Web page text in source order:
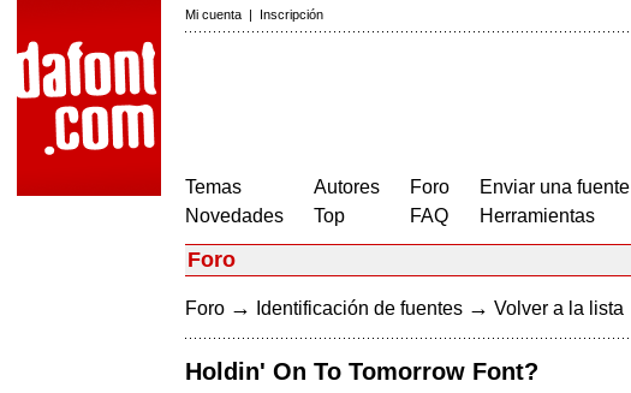
Mi cuenta | Inscripción
Temas
Novedades
Autores
Top
Foro
FAQ
Enviar una fuente
Herramientas
Foro
Foro → Identificación de fuentes → Volver a la lista
Holdin' On To Tomorrow Font?